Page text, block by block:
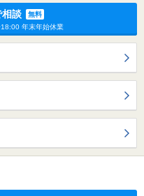
相談
無料
年末年始休業